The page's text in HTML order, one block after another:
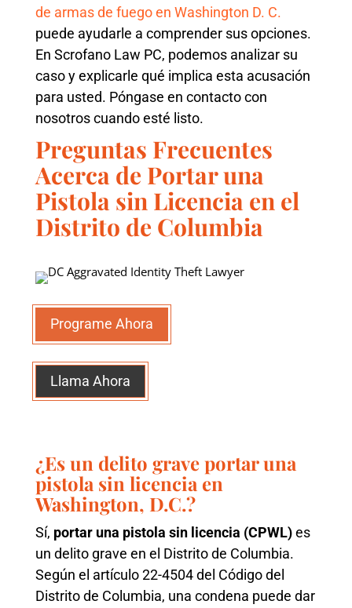
de armas de fuego en Washington D. C.
puede ayudarle a comprender sus opciones.
En Scrofano Law PC, podemos analizar su
caso y explicarle qué implica esta acusación
para usted. Póngase en contacto con
nosotros cuando esté listo.
Preguntas Frecuentes
Acerca de Portar una
Pistola sin Licencia en el
Distrito de Columbia
Programe Ahora
Llama Ahora
¿Es un delito grave portar una
pistola sin licencia en
Washington, D.C.?
Sí, portar una pistola sin licencia (CPWL)es
un delito grave en el Distrito de Columbia.
Según el artículo 22-4504 del Código del
Distrito de Columbia, una condena puede dar